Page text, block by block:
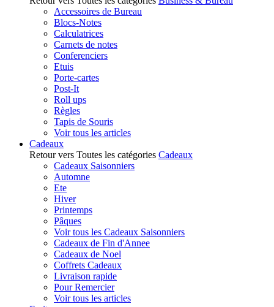
Accessoires de Bureau
Blocs-Notes
Calculatrices
Carnets de notes
Conferenciers
Etuis
Porte-cartes
Post-It
Roll ups
Règles
Tapis de Souris
Voir tous les articles
Cadeaux
Retour vers Toutes les catégories Cadeaux
Cadeaux Saisonniers
Automne
Ete
Hiver
Printemps
Pâques
Voir tous les Cadeaux Saisonniers
Cadeaux de Fin d'Annee
Cadeaux de Noel
Coffrets Cadeaux
Livraison rapide
Pour Remercier
Voir tous les articles